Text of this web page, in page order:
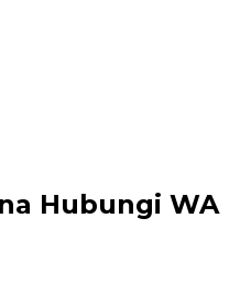
Hubungi WA